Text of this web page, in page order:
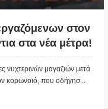
στον
στα νέα μέτρα!
Σύνταγμα
νυχτερινών μαγαζιών μετά
κορωνοϊό, που οδήγησ...